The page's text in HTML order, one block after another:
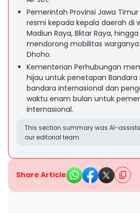
Pemerintah Provinsi Jawa
resmi kepada kepala daerah di
Madiun Raya, Blitar Raya,
mendorong mobilitas
Dhoho.
Kementerian Perhubungan
hijau untuk penetapan Bandara
bandara internasional dan
waktu enam bulan untuk
internasional.
This section summary was AI-
our editorial team.
Share Article